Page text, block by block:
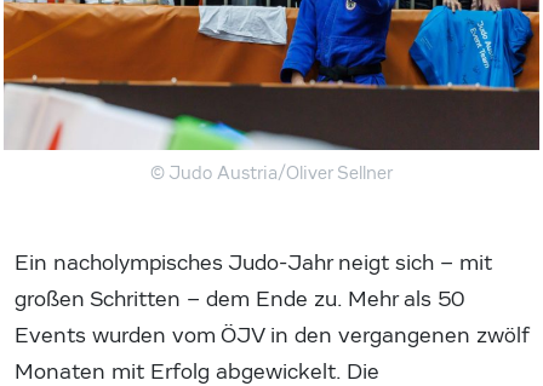
© Judo Austria/Oliver Sellner
Ein nacholympisches Judo-Jahr neigt sich – mit
großen Schritten – dem Ende zu. Mehr als 50
Events wurden vom ÖJV in den vergangenen zwölf
Monaten mit Erfolg abgewickelt. Die